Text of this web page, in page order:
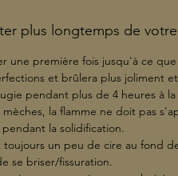
plus longtemps de
une première fois jusqu'à ce
et brûlera plus joliment
pendant plus de 4 heures à
mèches, la flamme ne doit pas
la solidification.
toujours un peu de cire au fond
se briser/fissuration.